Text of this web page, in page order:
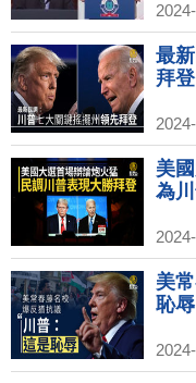
最
拜登
美
為
美
恥辱